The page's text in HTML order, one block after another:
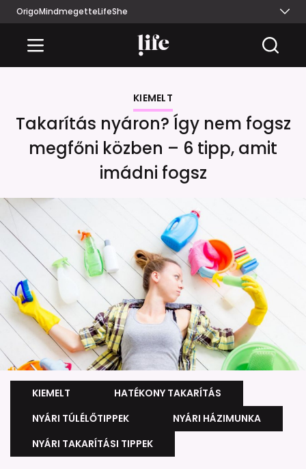
OrigoMindmegetteLifeShe
KIEMELT
Takarítás nyáron? Így nem fogsz
megfőni közben – 6 tipp, amit
imádni fogsz
KIEMELT
HATÉKONY TAKARÍTÁS
NYÁRI TÚLÉLŐTIPPEK
NYÁRI HÁZIMUNKA
NYÁRI TAKARÍTÁSI TIPPEK